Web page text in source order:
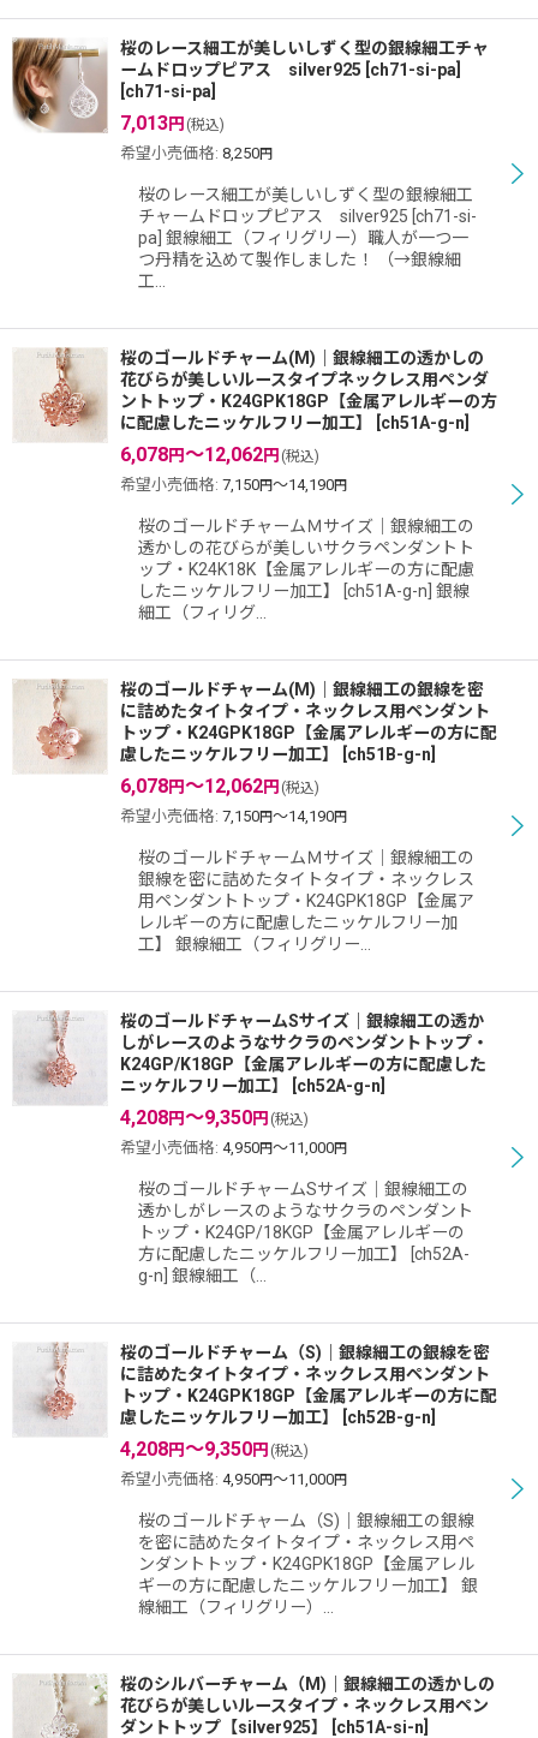
桜のレース細工が美しいしずく型の銀線細工チャ
ームドロップピアス silver925 [ch71-si-pa]
ch71-si-pa
7,013円 (税込)
希望小売価格: 8,250円
桜のレース細工が美しいしずく型の銀線細工
チャームドロップピアス silver925 [ch71-si-
pa] 銀線細工（フィリグリー）職人が一つ一
つ丹精を込めて製作しました！ （→銀線細
工…
桜のゴールドチャーム(M)｜銀線細工の透かしの
花びらが美しいルースタイプネックレス用ペンダ
ントトップ・K24GPK18GP【金属アレルギーの方
に配慮したニッケルフリー加工】
ch51A-g-n
6,078円～12,062円 (税込)
希望小売価格: 7,150円～14,190円
桜のゴールドチャームＭサイズ｜銀線細工の
透かしの花びらが美しいサクラペンダントト
ップ・K24K18K【金属アレルギーの方に配慮
したニッケルフリー加工】 [ch51A-g-n] 銀線
細工（フィリグ…
桜のゴールドチャーム(M)｜銀線細工の銀線を密
に詰めたタイトタイプ・ネックレス用ペンダント
トップ・K24GPK18GP【金属アレルギーの方に配
慮したニッケルフリー加工】
ch51B-g-n
6,078円～12,062円 (税込)
希望小売価格: 7,150円～14,190円
桜のゴールドチャームＭサイズ｜銀線細工の
銀線を密に詰めたタイトタイプ・ネックレス
用ペンダントトップ・K24GPK18GP【金属ア
レルギーの方に配慮したニッケルフリー加
工】 銀線細工（フィリグリー…
桜のゴールドチャームSサイズ｜銀線細工の透か
しがレースのようなサクラのペンダントトップ・
K24GP/K18GP【金属アレルギーの方に配慮した
ニッケルフリー加工】
ch52A-g-n
4,208円～9,350円 (税込)
希望小売価格: 4,950円～11,000円
桜のゴールドチャームSサイズ｜銀線細工の
透かしがレースのようなサクラのペンダント
トップ・K24GP/18KGP【金属アレルギーの
方に配慮したニッケルフリー加工】 [ch52A-
g-n] 銀線細工（…
桜のゴールドチャーム（S)｜銀線細工の銀線を密
に詰めたタイトタイプ・ネックレス用ペンダント
トップ・K24GPK18GP【金属アレルギーの方に配
慮したニッケルフリー加工】
ch52B-g-n
4,208円～9,350円 (税込)
希望小売価格: 4,950円～11,000円
桜のゴールドチャーム（S)｜銀線細工の銀線
を密に詰めたタイトタイプ・ネックレス用ペ
ンダントトップ・K24GPK18GP【金属アレル
ギーの方に配慮したニッケルフリー加工】 銀
線細工（フィリグリー）…
桜のシルバーチャーム（M)｜銀線細工の透かしの
花びらが美しいルースタイプ・ネックレス用ペン
ダントトップ【silver925】
ch51A-si-n